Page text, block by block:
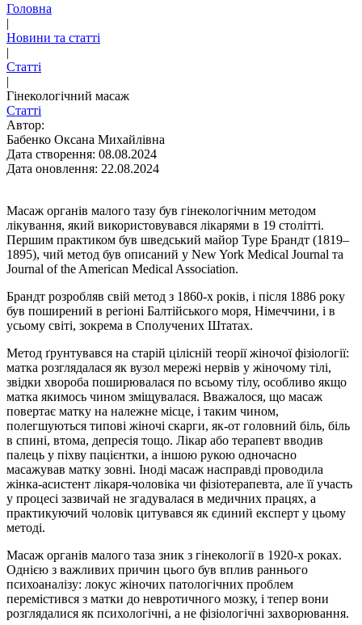
Головна
|
Новини та статті
|
Статті
|
Гінекологічний масаж
Статті
Автор:
Бабенко Оксана Михайлівна
Дата створення: 08.08.2024
Дата оновлення: 22.08.2024
Масаж органів малого тазу був гінекологічним методом
лікування, який використовувався лікарями в 19 столітті.
Першим практиком був шведський майор Туре Брандт (1819–
1895), чий метод був описаний у New York Medical Journal та
Journal of the American Medical Association.
Брандт розробляв свій метод з 1860-х років, і після 1886 року
був поширений в регіоні Балтійського моря, Німеччини, і в
усьому світі, зокрема в Сполучених Штатах.
Метод ґрунтувався на старій цілісній теорії жіночої фізіології:
матка розглядалася як вузол мережі нервів у жіночому тілі,
звідки хвороба поширювалася по всьому тілу, особливо якщо
матка якимось чином зміщувалася. Вважалося, що масаж
повертає матку на належне місце, і таким чином,
полегшуються типові жіночі скарги, як-от головний біль, біль
в спині, втома, депресія тощо. Лікар або терапевт вводив
палець у піхву пацієнтки, а іншою рукою одночасно
масажував матку зовні. Іноді масаж насправді проводила
жінка-асистент лікаря-чоловіка чи фізіотерапевта, але її участь
у процесі зазвичай не згадувалася в медичних працях, а
практикуючий чоловік цитувався як єдиний експерт у цьому
методі.
Масаж органів малого таза зник з гінекології в 1920-х роках.
Однією з важливих причин цього був вплив раннього
психоаналізу: локус жіночих патологічних проблем
перемістився з матки до невротичного мозку, і тепер вони
розглядалися як психологічні, а не фізіологічні захворювання.